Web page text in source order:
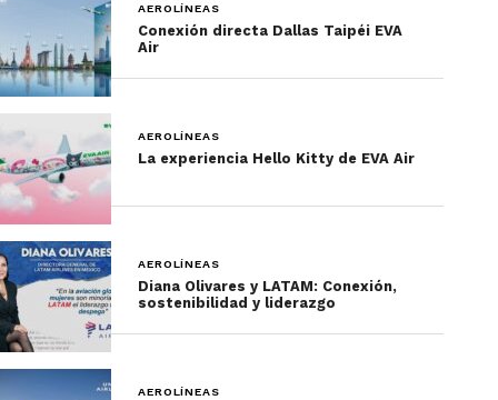
AEROLÍNEAS
Conexión directa Dallas Taipéi EVA
Air
AEROLÍNEAS
La experiencia Hello Kitty de EVA Air
AEROLÍNEAS
Diana Olivares y LATAM: Conexión,
sostenibilidad y liderazgo
AEROLÍNEAS